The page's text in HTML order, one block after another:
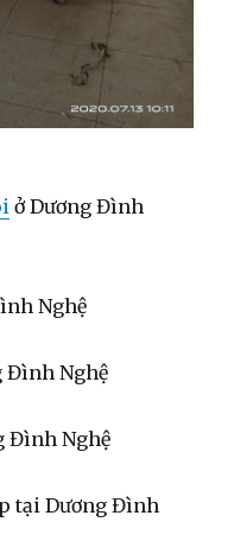
ở Dương Đình
Nghệ
Đình Nghệ
Đình Nghệ
tại Dương Đình